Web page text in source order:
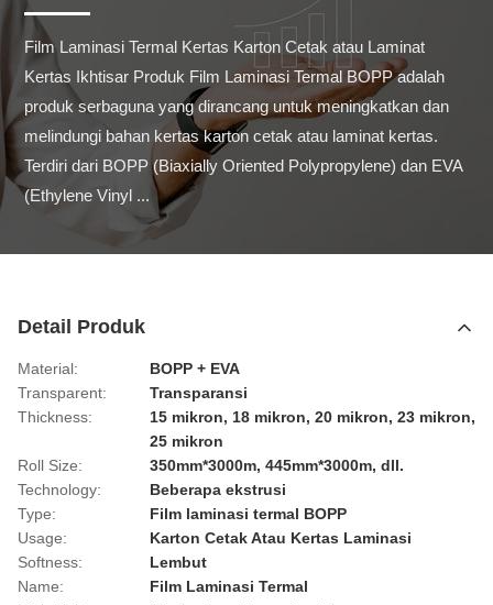
Film Laminasi Termal Kertas Karton Cetak atau Laminat
Kertas Ikhtisar Produk Film Laminasi Termal BOPP adalah
produk serbaguna yang dirancang untuk meningkatkan dan
melindungi bahan kertas karton cetak atau laminat kertas.
Terdiri dari BOPP (Biaxially Oriented Polypropylene) dan EVA
(Ethylene Vinyl ...
Detail Produk
Material:
BOPP + EVA
Transparent:
Transparansi
Thickness:
15 mikron, 18 mikron, 20 mikron, 23 mikron,
25 mikron
Roll Size:
350mm*3000m, 445mm*3000m, dll.
Technology:
Beberapa ekstrusi
Type:
Film laminasi termal BOPP
Usage:
Karton Cetak Atau Kertas Laminasi
Softness:
Lembut
Name:
Film Laminasi Termal